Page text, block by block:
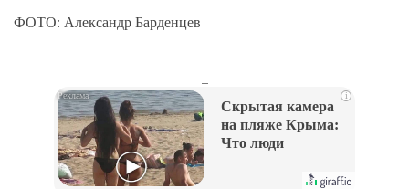
ФОТО: Александр Барденцев
i
Скрытая камера
на пляже Крыма:
Что люди
их не видят...